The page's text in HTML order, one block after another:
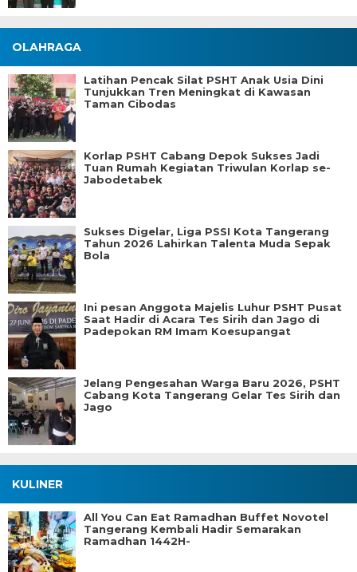
OLAHRAGA
Latihan Pencak Silat PSHT Anak Usia Dini
Tunjukkan Tren Meningkat di Kawasan
Taman Cibodas
Korlap PSHT Cabang Depok Sukses Jadi
Tuan Rumah Kegiatan Triwulan Korlap se-
Jabodetabek
Sukses Digelar, Liga PSSI Kota Tangerang
Tahun 2026 Lahirkan Talenta Muda Sepak
Bola
Ini pesan Anggota Majelis Luhur PSHT Pusat
Saat Hadir di Acara Tes Sirih dan Jago di
Padepokan RM Imam Koesupangat
Jelang Pengesahan Warga Baru 2026, PSHT
Cabang Kota Tangerang Gelar Tes Sirih dan
Jago
KULINER
All You Can Eat Ramadhan Buffet Novotel
Tangerang Kembali Hadir Semarakan
Ramadhan 1442H-